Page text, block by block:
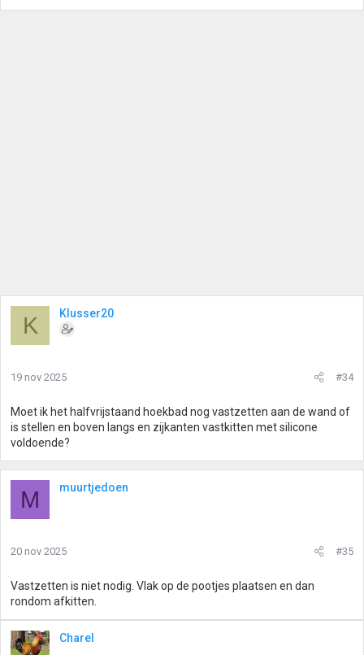
K Klusser20
19 nov 2025 #34
Moet ik het halfvrijstaand hoekbad nog vastzetten aan de wand of
is stellen en boven langs en zijkanten vastkitten met silicone
voldoende?
M muurtjedoen
20 nov 2025 #35
Vastzetten is niet nodig. Vlak op de pootjes plaatsen en dan
rondom afkitten.
Charel